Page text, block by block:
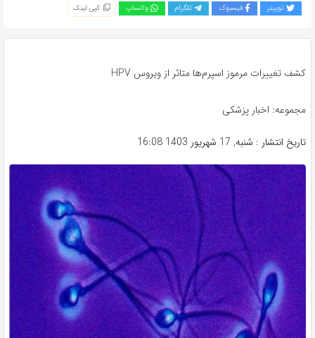
توییتر فیسبوک تلگرام واتساپ کپی لینک
کشف تغییرات مرموز اسپرم‌ها متاثر از ویروس HPV
مجموعه: اخبار پزشکی
تاریخ انتشار : شنبه, 17 شهریور 1403 16:08